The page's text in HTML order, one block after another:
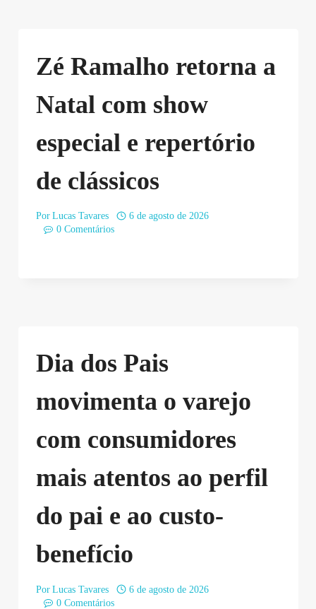
Zé Ramalho retorna a
Natal com show
especial e repertório
de clássicos
Por Lucas Tavares
6 de agosto de 2026
0 Comentários
Dia dos Pais
movimenta o varejo
com consumidores
mais atentos ao perfil
do pai e ao custo-
benefício
Por Lucas Tavares
6 de agosto de 2026
0 Comentários